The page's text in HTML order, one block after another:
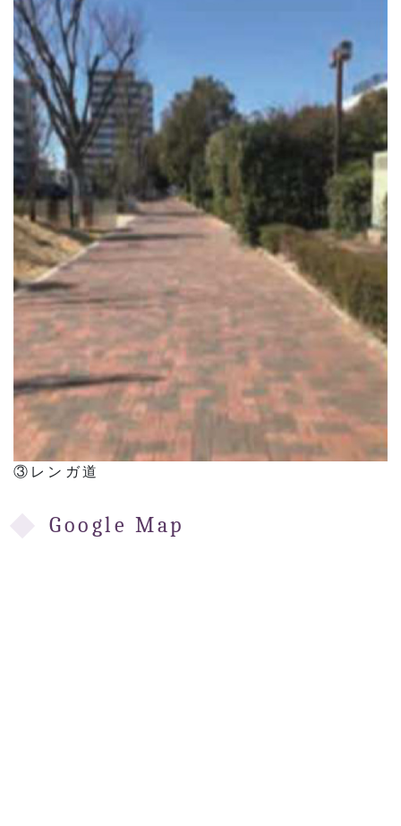
③レンガ道
Google Map